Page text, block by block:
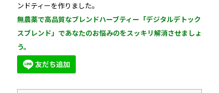
ンドティーを作りました。
無農薬で高品質なブレンドハーブティー「デジタルデトック
スブレンド」であなたのお悩みのをスッキリ解消させましょ
う。